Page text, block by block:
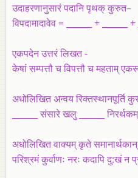
उदाहरणानुसारं पदानि पृथक् कुरुत–
विपदामादावेव = ______ + ______ +
एकपदेन उत्तरं लिखत -
केषां सम्पत्तौ च विपत्तौ च महताम्
अधोलिखित अन्वय रिक्तस्थानपूर्ति
______ संसारे खलु ______
अधोलिखित वाक्यम् कृते
परिश्रमं कुर्वाणः नरः कदापि दु:खं न